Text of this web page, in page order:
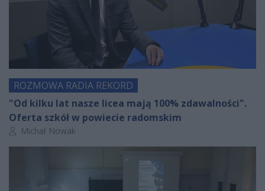
ROZMOWA RADIA REKORD
"Od kilku lat nasze licea mają 100% zdawalności".
Oferta szkół w powiecie radomskim
Autor artykułu:
Michał Nowak